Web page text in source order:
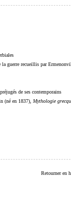
la guerre recueillis par
de ses contemporains
(né en 1837), Mythologie
Retourner en